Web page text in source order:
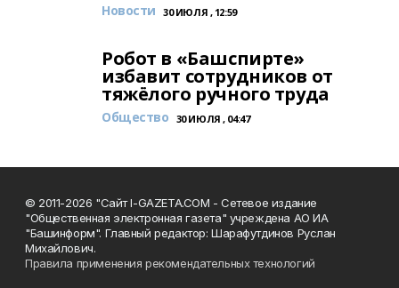
Новости 30 ИЮЛЯ , 12:59
Робот в «Башспирте»
избавит сотрудников от
тяжёлого ручного труда
Общество 30 ИЮЛЯ , 04:47
© 2011-2026 "Сайт I-GAZETA.COM - Сетевое издание
"Общественная электронная газета" учреждена АО ИА
"Башинформ". Главный редактор: Шарафутдинов Руслан
Михайлович.
Правила применения рекомендательных технологий